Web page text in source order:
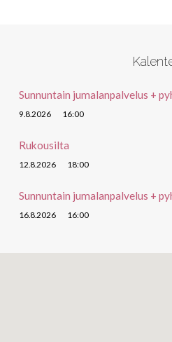
Sunnuntain jumalanpalvelus +
9.8.2026 16:00
Rukousilta
12.8.2026 18:00
Sunnuntain jumalanpalvelus +
16.8.2026 16:00